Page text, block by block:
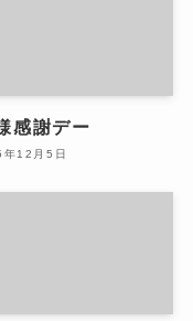
感謝デー
12月5日